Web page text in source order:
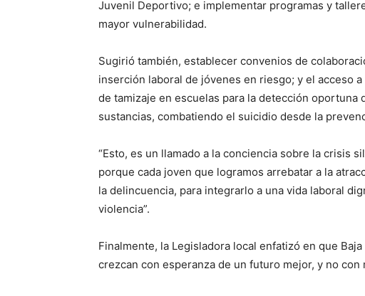
Juvenil Deportivo; e implementar programas y
mayor vulnerabilidad.
Sugirió también, establecer convenios de
inserción laboral de jóvenes en riesgo; y el acceso
de tamizaje en escuelas para la detección oportuna
sustancias, combatiendo el suicidio desde la
“Esto, es un llamado a la conciencia sobre la crisis
porque cada joven que logramos arrebatar a la
la delincuencia, para integrarlo a una vida laboral
violencia”.
Finalmente, la Legisladora local enfatizó en que
crezcan con esperanza de un futuro mejor, y no con